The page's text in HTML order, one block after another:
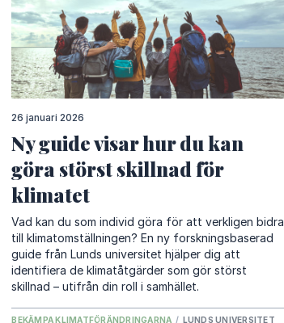
26 januari 2026
Ny guide visar hur du kan
göra störst skillnad för
klimatet
Vad kan du som individ göra för att verkligen bidra
till klimatomställningen? En ny forskningsbaserad
guide från Lunds universitet hjälper dig att
identifiera de klimatåtgärder som gör störst
skillnad – utifrån din roll i samhället.
BEKÄMPA KLIMATFÖRÄNDRINGARNA / LUNDS UNIVERSITET